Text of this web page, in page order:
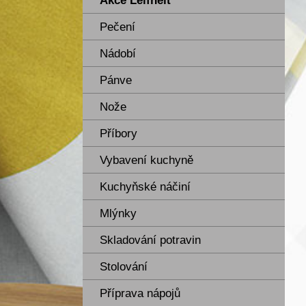
Pečení
Nádobí
Pánve
Nože
Příbory
Vybavení kuchyně
Kuchyňské náčiní
Mlýnky
Skladování potravin
Stolování
Příprava nápojů